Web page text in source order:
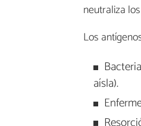
neutraliza
Los
aísla).